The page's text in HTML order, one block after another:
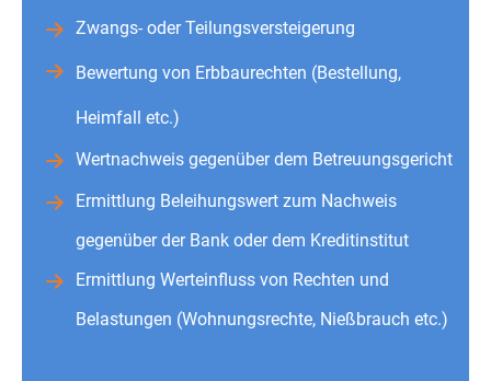
Zwangs- oder Teilungsversteigerung
Bewertung von Erbbaurechten (Bestellung,
Heimfall etc.)
Wertnachweis gegenüber dem Betreuungsgericht
Ermittlung Beleihungswert zum Nachweis
gegenüber der Bank oder dem Kreditinstitut
Ermittlung Werteinfluss von Rechten und
Belastungen (Wohnungsrechte, Nießbrauch etc.)